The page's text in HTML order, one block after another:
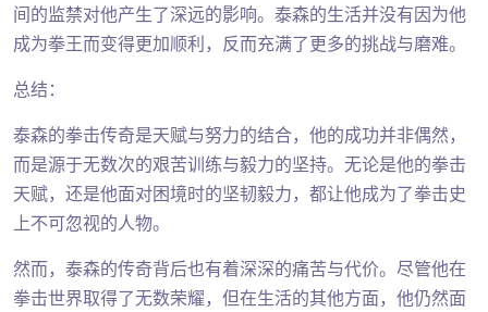
间的监禁对他产生了深远的影响。泰森的生活并没有因为他
成为拳王而变得更加顺利，反而充满了更多的挑战与磨难。
总结：
泰森的拳击传奇是天赋与努力的结合，他的成功并非偶然，
而是源于无数次的艰苦训练与毅力的坚持。无论是他的拳击
天赋，还是他面对困境时的坚韧毅力，都让他成为了拳击史
上不可忽视的人物。
然而，泰森的传奇背后也有着深深的痛苦与代价。尽管他在
拳击世界取得了无数荣耀，但在生活的其他方面，他仍然面